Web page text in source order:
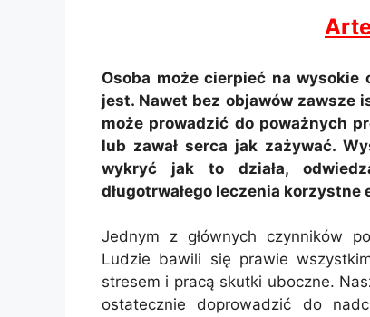
Osoba może cierpieć na
jest. Nawet bez objawów zawsze
może prowadzić do poważnych
lub zawał serca jak zażywać.
wykryć jak to działa,
długotrwałego leczenia korzystne
Jednym z głównych czynników
Ludzie bawili się prawie
stresem i pracą skutki uboczne.
ostatecznie doprowadzić do